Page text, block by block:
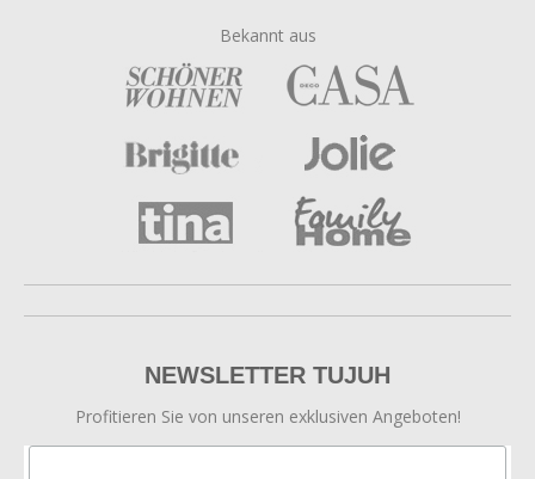
Bekannt aus
NEWSLETTER TUJUH
Profitieren Sie von unseren exklusiven Angeboten!